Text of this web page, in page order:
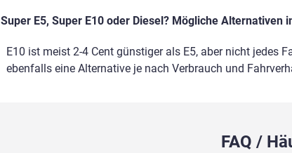
Super E5, Super E10 oder Diesel? Mögliche Alternativen
E10 ist meist 2-4 Cent günstiger als E5, aber nicht jedes
ebenfalls eine Alternative je nach Verbrauch und
FAQ /